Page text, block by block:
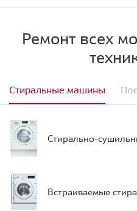
Ремонт всех
Стиральные машины
Стирально-
Встраиваемые